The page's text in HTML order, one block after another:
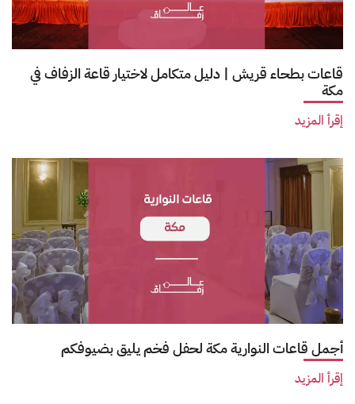
قاعات بطحاء قريش | دليل متكامل لاختيار قاعة الزفاف في
مكة
إقرأ المزيد
أجمل قاعات النوارية مكة لحفل فخم يليق بضيوفكم
إقرأ المزيد